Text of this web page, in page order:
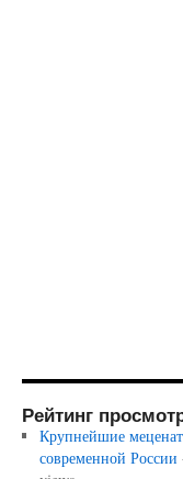
Рейтинг
Крупнейшие
современной России